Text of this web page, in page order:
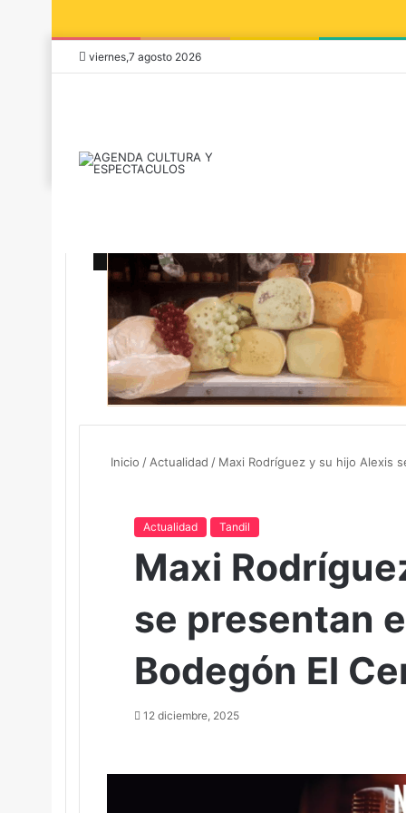
viernes,7 agosto 2026
Inicio / Actualidad / Maxi Rodríguez y su hijo Alexis
Actualidad Tandil
Maxi
se presentan
Bodegón El
12 diciembre, 2025
aw
i